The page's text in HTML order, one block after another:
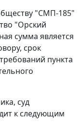
"СМП-185"
"Орский
сумма является
срок
пункта
суд
к следующим